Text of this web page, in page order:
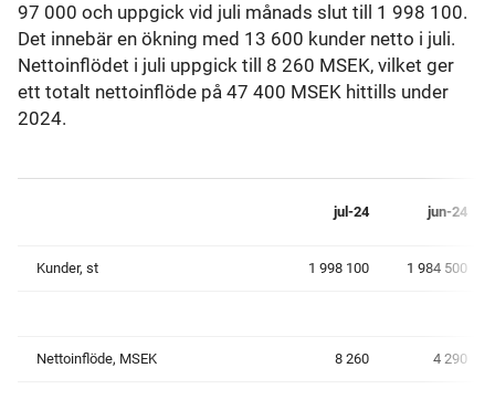
97 000 och uppgick vid juli månads slut till 1 998 100.
Det innebär en ökning med 13 600 kunder netto i juli.
Nettoinflödet i juli uppgick till 8 260 MSEK, vilket ger
ett totalt nettoinflöde på 47 400 MSEK hittills under
2024.
jul-24 jun-24
Kunder, st 1 998 100 1 984 500
Nettoinflöde, MSEK 8 260 4 290